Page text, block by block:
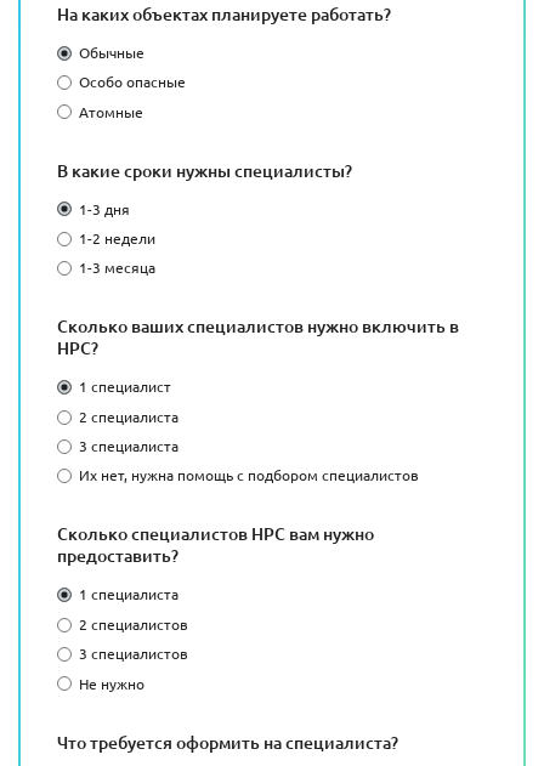
На каких объектах планируете работать?
Обычные
Особо опасные
Атомные
В какие сроки нужны специалисты?
1-3 дня
1-2 недели
1-3 месяца
Сколько ваших специалистов нужно включить в
НРС?
1 специалист
2 специалиста
3 специалиста
Их нет, нужна помощь с подбором специалистов
Сколько специалистов НРС вам нужно
предоставить?
1 специалиста
2 специалистов
3 специалистов
Не нужно
Что требуется оформить на специалиста?